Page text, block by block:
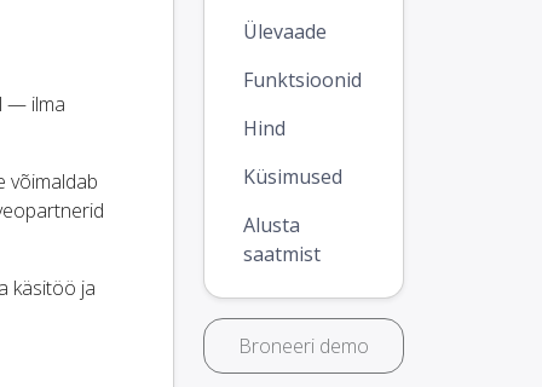
— ilma
võimaldab
käsitöö ja
Ülevaade
Funktsioonid
Hind
Küsimused
Alusta
saatmist
Broneeri demo